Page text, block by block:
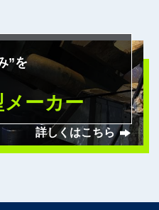
”を
ーカー
詳しくはこちら